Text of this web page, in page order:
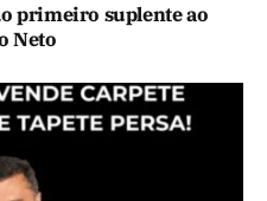
primeiro suplente ao
Neto